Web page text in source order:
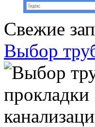
Свежие
Выбор